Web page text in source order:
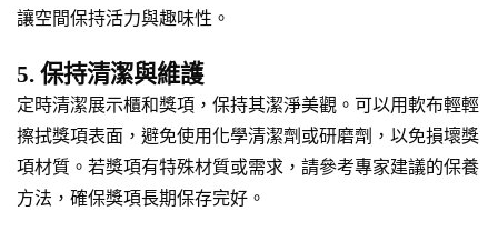
讓空間保持活力與趣味性。
5. 保持清潔與維護
定時清潔展示櫃和獎項，保持其潔淨美觀。可以用軟布輕輕
擦拭獎項表面，避免使用化學清潔劑或研磨劑，以免損壞獎
項材質。若獎項有特殊材質或需求，請參考專家建議的保養
方法，確保獎項長期保存完好。